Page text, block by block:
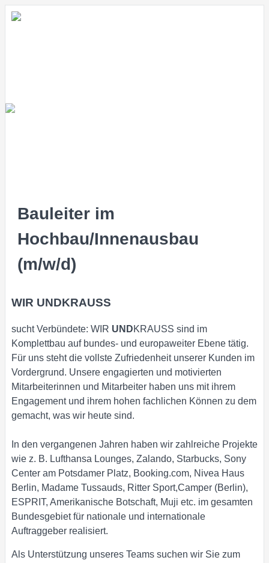
Bauleiter im
Hochbau/Innenausbau
(m/w/d)
WIR UNDKRAUSS
sucht Verbündete: WIR UNDKRAUSS sind im
Komplettbau auf bundes- und europaweiter Ebene tätig.
Für uns steht die vollste Zufriedenheit unserer Kunden im
Vordergrund. Unsere engagierten und motivierten
Mitarbeiterinnen und Mitarbeiter haben uns mit ihrem
Engagement und ihrem hohen fachlichen Können zu dem
gemacht, was wir heute sind.
In den vergangenen Jahren haben wir zahlreiche Projekte
wie z. B. Lufthansa Lounges, Zalando, Starbucks, Sony
Center am Potsdamer Platz, Booking.com, Nivea Haus
Berlin, Madame Tussauds, Ritter Sport,Camper (Berlin),
ESPRIT, Amerikanische Botschaft, Muji etc. im gesamten
Bundesgebiet für nationale und internationale
Auftraggeber realisiert.
Als Unterstützung unseres Teams suchen wir Sie zum